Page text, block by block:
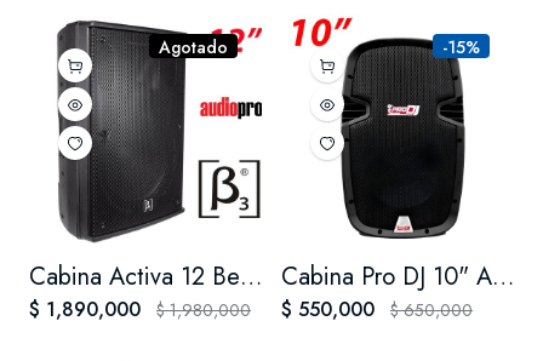
Agotado
Cabina Activa 12 Beta Three N12a 400w Real Beta 3 N12 A
$ 1,890,000 $ 1,980,000
-15%
Cabina Pro DJ 10" Activa bluetooth
$ 550,000 $ 650,000